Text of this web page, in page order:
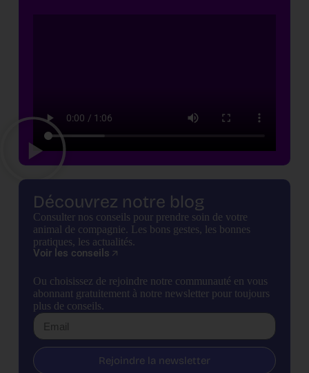
Découvrez notre blog
Consulter nos conseils pour prendre soin de votre
animal de compagnie. Les bons gestes, les bonnes
pratiques, les actualités.
Voir les conseils
Ou choisissez de rejoindre notre communauté en vous
abonnant gratuitement à notre newsletter pour toujours
plus de conseils.
Rejoindre la newsletter